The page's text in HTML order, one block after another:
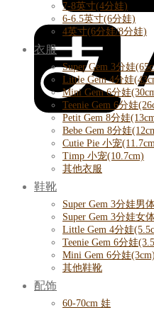
7-8英寸(4分娃)
6-6.5英寸(6分娃)
4英寸(6分娃/8分娃)
衣服
Super Gem 3分娃
Little Gem 4分娃
Mini Gem 6分娃
Teenie Gem 6分娃
Petit Gem 8分娃
Bebe Gem 8分娃
Cutie Pie 小宠
Timp 小宠(10.7cm)
其他衣服
鞋靴
Super Gem 3分娃男
Super Gem 3分娃女
Little Gem 4分娃
Teenie Gem 6分娃
Mini Gem 6分娃(3cm)
其他鞋靴
配饰
60-70cm 娃